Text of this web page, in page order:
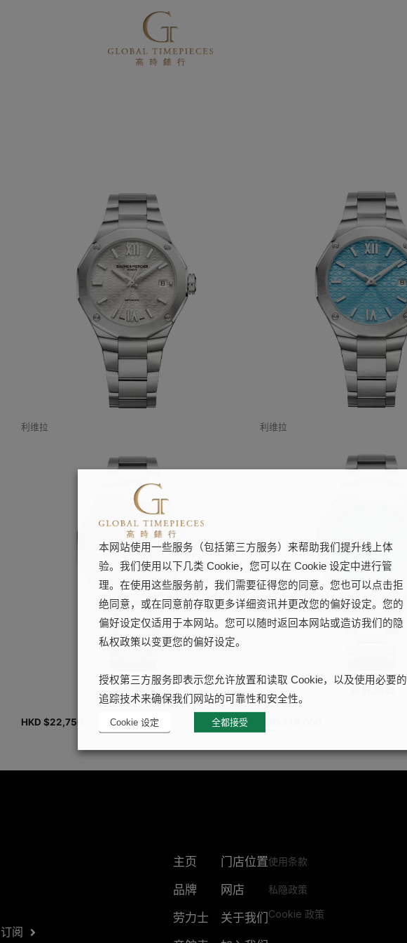
利维拉
帝舵腕表
HKD $22,750
利维拉
帝舵腕表
订阅
主页
品牌
劳力士
门店位置
网店
关于我们
使用条款
私隐政策
Cookie 政策
本网站使用一些服务（包括第三方服务）来帮助我们提升线上体
验。我们使用以下几类 Cookie，您可以在 Cookie 设定中进行管
理。在使用这些服务前，我们需要征得您的同意。您也可以点击拒
绝同意，或在同意前存取更多详细资讯并更改您的偏好设定。您的
偏好设定仅适用于本网站。您可以随时返回本网站或造访我们的隐
私权政策以变更您的偏好设定。
授权第三方服务即表示您允许放置和读取 Cookie，以及使用必要的
追踪技术来确保我们网站的可靠性和安全性。
Cookie 设定 全都接受